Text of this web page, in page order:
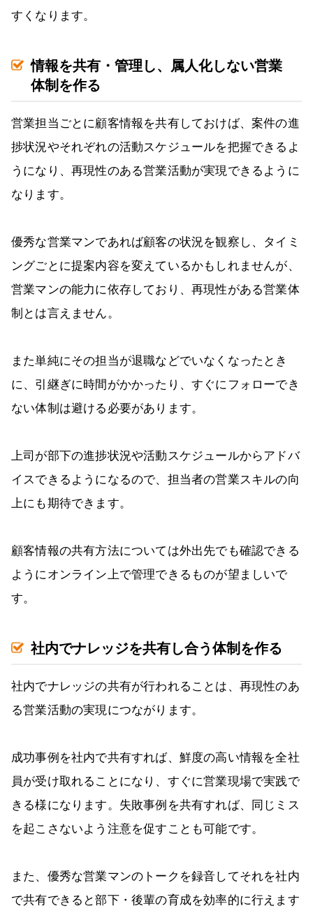
すくなります。
情報を共有・管理し、属人化しない営業
体制を作る
営業担当ごとに顧客情報を共有しておけば、案件の進
捗状況やそれぞれの活動スケジュールを把握できるよ
うになり、再現性のある営業活動が実現できるように
なります。
優秀な営業マンであれば顧客の状況を観察し、タイミ
ングごとに提案内容を変えているかもしれませんが、
営業マンの能力に依存しており、再現性がある営業体
制とは言えません。
また単純にその担当が退職などでいなくなったとき
に、引継ぎに時間がかかったり、すぐにフォローでき
ない体制は避ける必要があります。
上司が部下の進捗状況や活動スケジュールからアドバ
イスできるようになるので、担当者の営業スキルの向
上にも期待できます。
顧客情報の共有方法については外出先でも確認できる
ようにオンライン上で管理できるものが望ましいで
す。
社内でナレッジを共有し合う体制を作る
社内でナレッジの共有が行われることは、再現性のあ
る営業活動の実現につながります。
成功事例を社内で共有すれば、鮮度の高い情報を全社
員が受け取れることになり、すぐに営業現場で実践で
きる様になります。失敗事例を共有すれば、同じミス
を起こさないよう注意を促すことも可能です。
また、優秀な営業マンのトークを録音してそれを社内
で共有できると部下・後輩の育成を効率的に行えます